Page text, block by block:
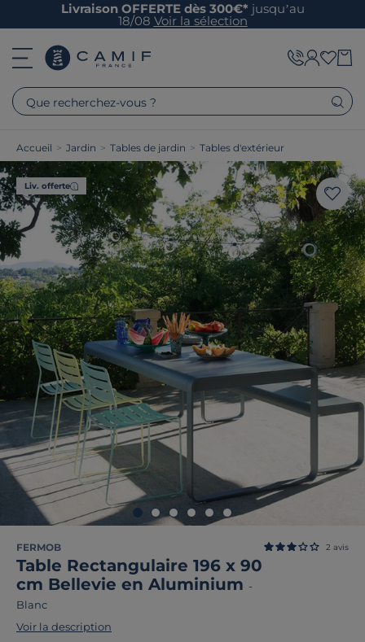
Livraison OFFERTE dès 300€* jusqu’au
18/08 Voir la sélection
Que recherchez-vous ?
Accueil > Jardin > Tables de jardin > Tables d'extérieur
Liv. offerte
FERMOB
Table Rectangulaire 196 x 90
cm Bellevie en Aluminium -
Blanc
2 avis
Voir la description